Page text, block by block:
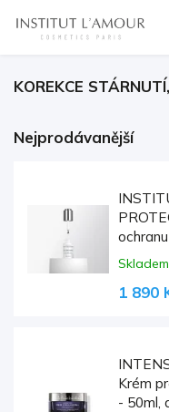
KOREKCE
Nejprodávanější
Skladem
1 890
Krém
- 50ml,